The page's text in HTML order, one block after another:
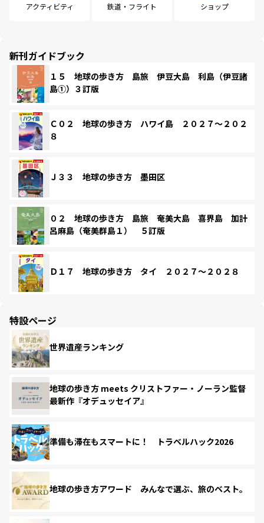
アクティビティ 鉄道・フライト ショップ
新刊ガイドブック
１５ 地球の歩き方 島旅 伊豆大島 利島（伊豆諸
島①）３訂版
Ｃ０２ 地球の歩き方 ハワイ島 ２０２７～２０２
８
Ｊ３３ 地球の歩き方 墨田区
０２ 地球の歩き方 島旅 奄美大島 喜界島 加計
呂麻島（奄美群島１） ５訂版
Ｄ１７ 地球の歩き方 タイ ２０２７～２０２８
特設ページ
世界遺産ランキング
地球の歩き方 meets クリストファー・ノーラン監督
最新作『オデュッセイア』
準備も滞在もスマートに！ トラベルハック2026
地球の歩き方アワード みんなで選ぶ、旅のベスト。